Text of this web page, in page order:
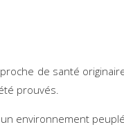
de santé
prouvés.
environnement